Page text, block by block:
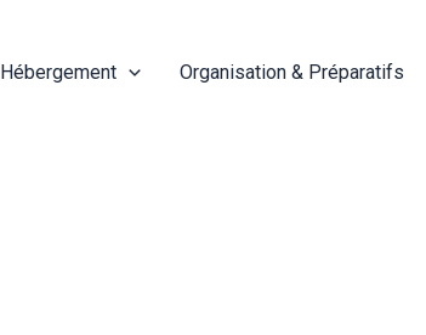
Hébergement Organisation & Préparatifs